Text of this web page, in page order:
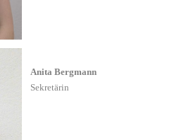
Anita Bergmann
Sekretärin